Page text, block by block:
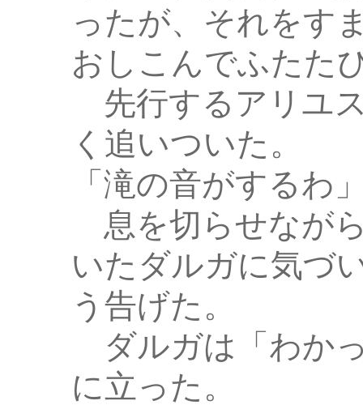
ったが、それをす
おしこんでふたた
先行するアリユ
く追いついた。
「滝の音がするわ
息を切らせなが
いたダルガに気づ
う告げた。
ダルガは「わか
に立った。